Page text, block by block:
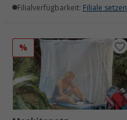
Filialverfügbarkeit: Filiale setzen
%